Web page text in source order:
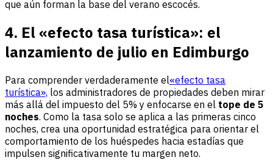
que aún forman la base del verano escocés.
4. El «efecto tasa turística»: el
lanzamiento de julio en Edimburgo
Para comprender verdaderamente el«efecto tasa
turística», los administradores de propiedades deben mirar
más allá del impuesto del 5% y enfocarse en el tope de 5
noches. Como la tasa solo se aplica a las primeras cinco
noches, crea una oportunidad estratégica para orientar el
comportamiento de los huéspedes hacia estadías que
impulsen significativamente tu margen neto.